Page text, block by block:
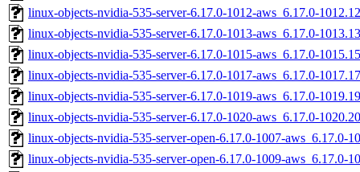
linux-objects-nvidia-535-server-6.17.0-1012-aws_6.17.0-
linux-objects-nvidia-535-server-6.17.0-1013-aws_6.17.0-
linux-objects-nvidia-535-server-6.17.0-1015-aws_6.17.0-
linux-objects-nvidia-535-server-6.17.0-1017-aws_6.17.0-
linux-objects-nvidia-535-server-6.17.0-1019-aws_6.17.0-
linux-objects-nvidia-535-server-6.17.0-1020-aws_6.17.0-
linux-objects-nvidia-535-server-open-6.17.0-1007-aws_6.17.0-
linux-objects-nvidia-535-server-open-6.17.0-1009-aws_6.17.0-